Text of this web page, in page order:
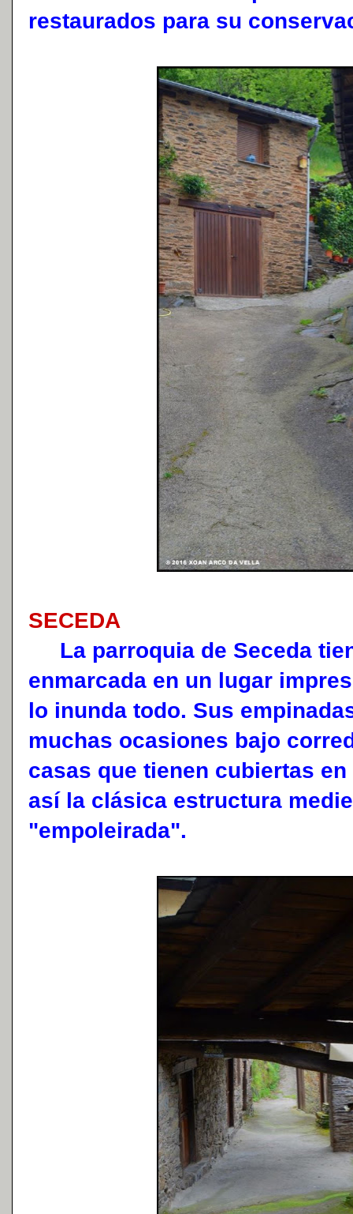
restaurados para su
SECEDA
La parroquia de Seceda
enmarcada en un lugar
lo inunda todo. Sus
muchas ocasiones bajo
casas que tienen cubiertas
así la clásica estructura
"empoleirada".